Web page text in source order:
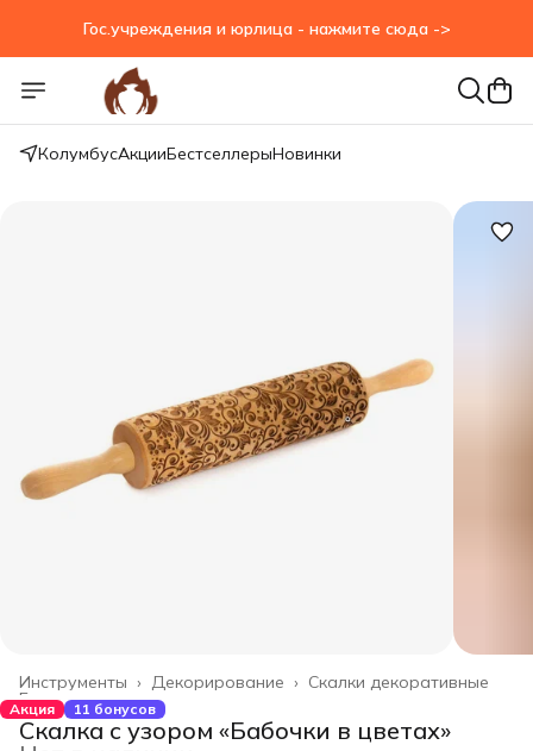
Гос.учреждения и юрлица - нажмите сюда ->
КолумбусАкцииБестселлерыНовинки
Скалки декоративные
Декорирование ›
Инструменты ›
Главная ›
Акция 11 бонусов
Скалка с узором «Бабочки в цветах»